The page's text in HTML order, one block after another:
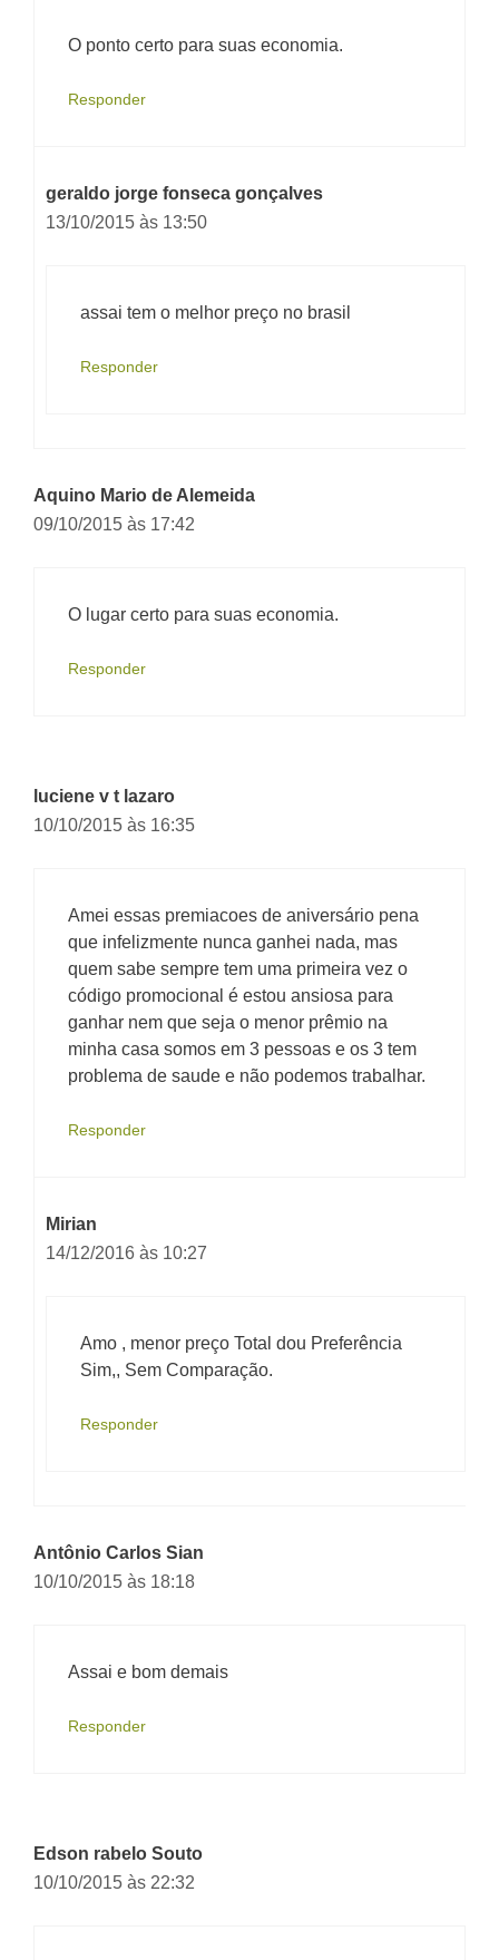
O ponto certo para suas economia.
Responder
geraldo jorge fonseca gonçalves
13/10/2015 às 13:50
assai tem o melhor preço no brasil
Responder
Aquino Mario de Alemeida
09/10/2015 às 17:42
O lugar certo para suas economia.
Responder
luciene v t lazaro
10/10/2015 às 16:35
Amei essas premiacoes de aniversário pena
que infelizmente nunca ganhei nada, mas
quem sabe sempre tem uma primeira vez o
código promocional é estou ansiosa para
ganhar nem que seja o menor prêmio na
minha casa somos em 3 pessoas e os 3 tem
problema de saude e não podemos trabalhar.
Responder
Mirian
14/12/2016 às 10:27
Amo , menor preço Total dou Preferência
Sim,, Sem Comparação.
Responder
Antônio Carlos Sian
10/10/2015 às 18:18
Assai e bom demais
Responder
Edson rabelo Souto
10/10/2015 às 22:32